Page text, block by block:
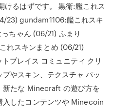
けるはずです。 黒衛:艦これス
23) gundam1106:艦これスキ
ちゃん (06/21) ふまり
れスキンまとめ (06/21)
プレイス コミュニティ クリ
やスキン、テクスチャ パッ
新たな Minecraft の遊び方を
入したコンテンツや Minecoin